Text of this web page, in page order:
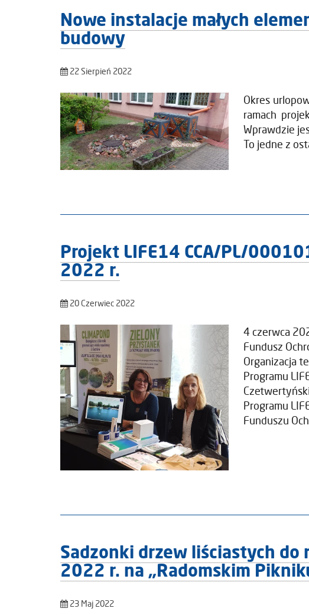
Nowe instalacje małych
budowy
22 Sierpień 2022
Okres
ramach
Wprawdzie
To jedne z
Projekt LIFE14 CCA/PL/
2022 r.
20 Czerwiec 2022
4 czerwca
Fundusz
Organizacja
Programu
Programu
Funduszu
Sadzonki drzew liściastych do
2022 r. na „Radomskim
23 Maj 2022